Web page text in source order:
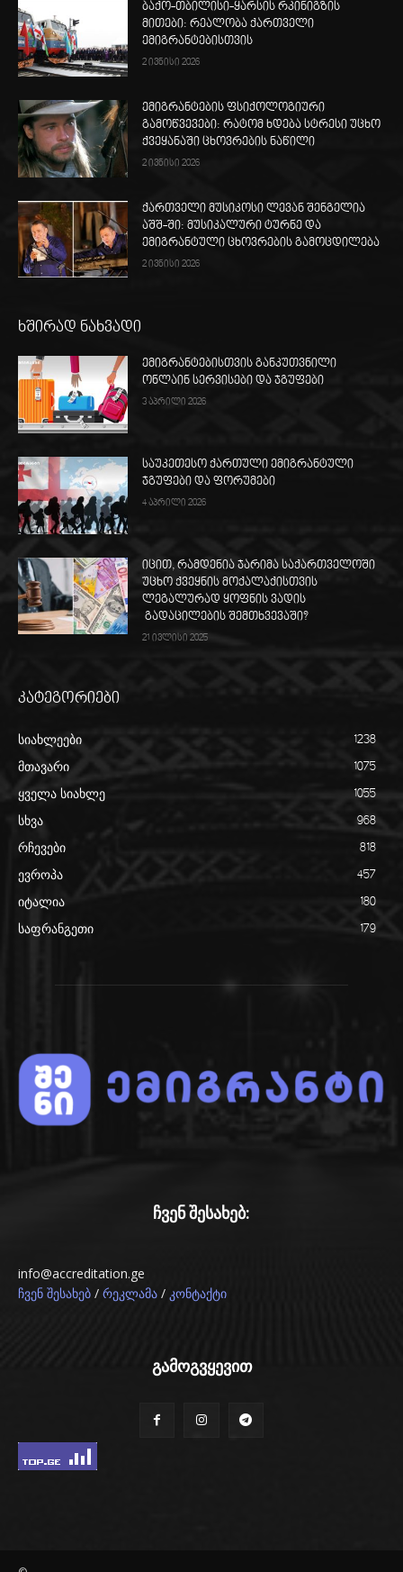
ბაქო-თბილისი-ყარსის რკინიგზის
მითები: რეალობა ქართველი
ემიგრანტებისთვის
2 ივნისი 2026
ემიგრანტების ფსიქოლოგიური
გამოწვევები: რატომ ხდება სტრესი უცხო
ქვეყანაში ცხოვრების ნაწილი
2 ივნისი 2026
ქართველი მუსიკოსი ლევან შენგელია
აშშ-ში: მუსიკალური ტურნე და
ემიგრანტული ცხოვრების გამოცდილება
2 ივნისი 2026
ხშირად ნახვადი
ემიგრანტებისთვის განკუთვნილი
ონლაინ სერვისები და ჯგუფები
3 აპრილი 2026
საუკეთესო ქართული ემიგრანტული
ჯგუფები და ფორუმები
4 აპრილი 2026
იცით, რამდენია ჯარიმა საქართველოში
უცხო ქვეყნის მოქალაქისთვის
ლეგალურად ყოფნის ვადის
გადაცილების შემთხვევაში?
21 ივლისი 2025
კატეგორიები
სიახლეები 1238
მთავარი 1075
ყველა სიახლე 1055
სხვა 968
რჩევები 818
ევროპა 457
იტალია 180
საფრანგეთი 179
ჩვენ შესახებ:
info@accreditation.ge
ჩვენ შესახებ / რეკლამა / კონტაქტი
გამოგვყევით